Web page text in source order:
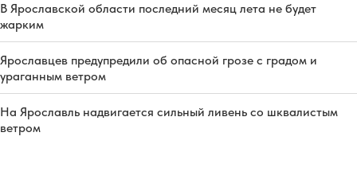
В Ярославской области последний месяц лета не будет
жарким
Ярославцев предупредили об опасной грозе с градом и
ураганным ветром
На Ярославль надвигается сильный ливень со шквалистым
ветром